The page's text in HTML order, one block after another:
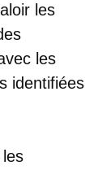
les
les
identifiées